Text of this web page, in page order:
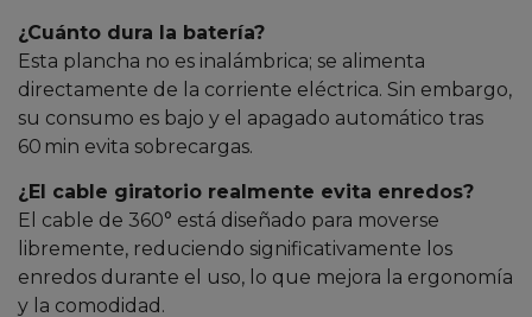
¿Cuánto dura la batería?
Esta plancha no es inalámbrica; se alimenta
directamente de la corriente eléctrica. Sin embargo,
su consumo es bajo y el apagado automático tras
60 min evita sobrecargas.
¿El cable giratorio realmente evita enredos?
El cable de 360° está diseñado para moverse
libremente, reduciendo significativamente los
enredos durante el uso, lo que mejora la ergonomía
y la comodidad.